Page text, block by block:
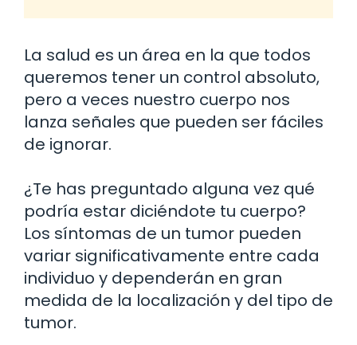
La salud es un área en la que todos
queremos tener un control absoluto,
pero a veces nuestro cuerpo nos
lanza señales que pueden ser fáciles
de ignorar.
¿Te has preguntado alguna vez qué
podría estar diciéndote tu cuerpo?
Los síntomas de un tumor pueden
variar significativamente entre cada
individuo y dependerán en gran
medida de la localización y del tipo de
tumor.